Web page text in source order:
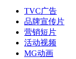
TVC广告
品牌宣传片
营销短片
活动视频
MG动画